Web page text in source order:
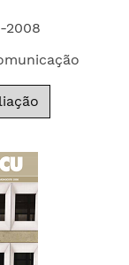
2008